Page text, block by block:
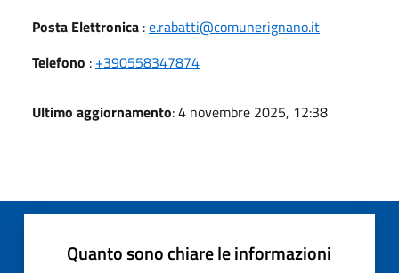
Posta Elettronica :e.rabatti@comunerignano.it
Telefono : +390558347874
Ultimo aggiornamento: 4 novembre 2025, 12:38
Quanto sono chiare le informazioni